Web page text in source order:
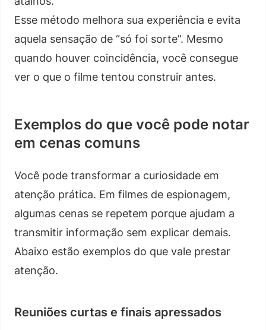
Esse método melhora sua experiência e evita
aquela sensação de “só foi sorte”. Mesmo
quando houver coincidência, você consegue
ver o que o filme tentou construir antes.
Exemplos do que você pode notar
em cenas comuns
Você pode transformar a curiosidade em
atenção prática. Em filmes de espionagem,
algumas cenas se repetem porque ajudam a
transmitir informação sem explicar demais.
Abaixo estão exemplos do que vale prestar
atenção.
Reuniões curtas e finais apressados